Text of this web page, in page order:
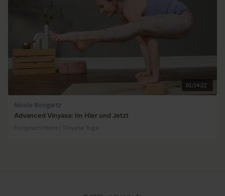
01:14:22
Nicole Bongartz
Advanced Vinyasa: Im Hier und Jetzt
Fortgeschrittene | Vinyasa Yoga